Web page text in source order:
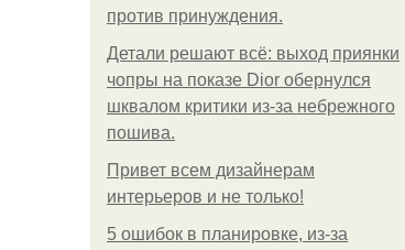
против принуждения.
Детали решают всё: выход приянки
чопры на показе Dior обернулся
шквалом критики из-за небрежного
пошива.
Привет всем дизайнерам
интерьеров и не только!
5 ошибок в планировке, из-за